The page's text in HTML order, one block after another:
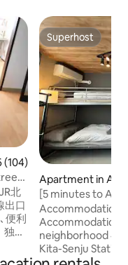
of 5 average rating,
(104)
to
北
出口
便利
立
Superhost
Superhost
Apartment in
[5 minutes to
Haneda Airport /
Station / Direct
/ Direct access to
people / Newly
Accommodation
Accommodation
neighborhood 4
Kita-Senju
minutes to